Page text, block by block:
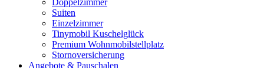
Doppelzimmer
Suiten
Einzelzimmer
Tinymobil Kuschelglück
Premium Wohnmobilstellplatz
Stornoversicherung
Angebote & Pauschalen